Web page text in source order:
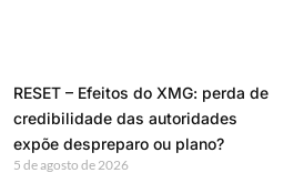
RESET – Efeitos do XMG: perda de
credibilidade das autoridades
expõe despreparo ou plano?
5 de agosto de 2026